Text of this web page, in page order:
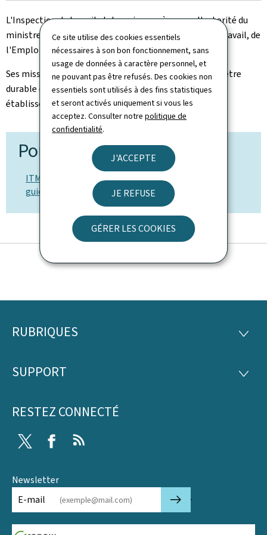
Ce site utilise des cookies essentiels
nécessaires à son bon fonctionnement, sans
usage de données à caractère personnel, et
ne pouvant pas être refusés. Des cookies non
essentiels sont utilisés à des fins statistiques
et seront activés uniquement si vous les
acceptez. Consulter notrepolitique de
confidentialité.
J'ACCEPTE
JE REFUSE
GÉRER LES COOKIES
L'Inspection du travail et des mines opère sous l'autorité du
ministre ayant dans ses attributions le ministère du Travail, de
l'Emploi et de l'Économie sociale et solidaire.
Ses missions principales sont la contribution au bien-être
durable des salariés et la contribution à la sécurité des
établissements classés.
Pour en savoir plus
ITM: nos objectifs et missions, nos services, nos
guichets et nos collaborations
Pied
page
RUBRIQUES
SUPPORT
RESTEZ CONNECTÉ
Twitter Facebook
Newsletter
E-mail
🡒